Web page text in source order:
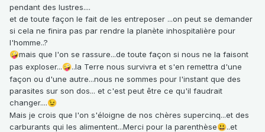
pendant des lustres....
et de toute façon le fait de les entreposer ...on peut se demander
si cela ne finira pas par rendre la planète inhospitalière pour
l'homme..?
🤪mais que l'on se rassure...de toute façon si nous ne la faisont
pas exploser...🤪..la Terre nous survivra et s'en remettra d'une
façon ou d'une autre...nous ne sommes pour l'instant que des
parasites sur son dos... et c'est peut être ce qu'il faudrait
changer....😉
Mais je crois que l'on s'éloigne de nos chères supercinq...et des
carburants qui les alimentent...Merci pour la parenthèse😃..et